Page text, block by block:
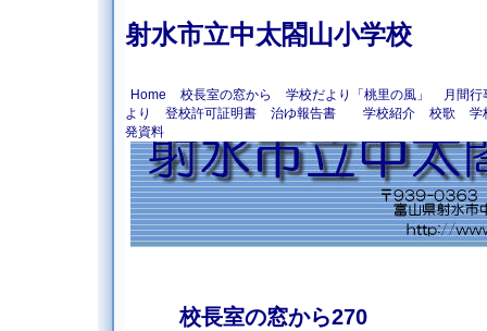
射水市立中太閤山小学校
Home 校長室の窓から 学校だより「桃里の風」
月間行
より
登校許可証明書 治ゆ報告書 学校紹介 校歌
学
発資料
校長室の窓から270